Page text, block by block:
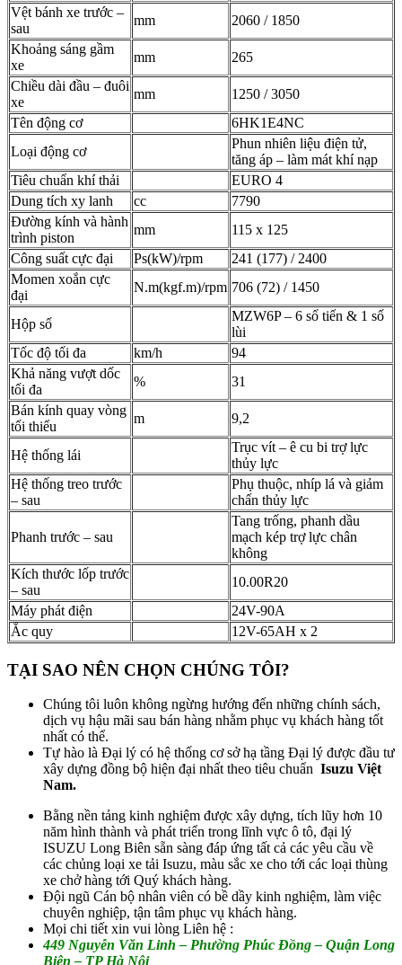
Vệt bánh xe trước –
sau
mm
2060 / 1850
Khoảng sáng gầm
xe
mm
265
Chiều dài đầu – đuôi
xe
mm
1250 / 3050
Tên động cơ
6HK1E4NC
Loại động cơ
Phun nhiên liệu điện tử,
tăng áp – làm mát khí nạp
Tiêu chuẩn khí thải
EURO 4
Dung tích xy lanh
cc
7790
Đường kính và hành
trình piston
mm
115 x 125
Công suất cực đại
Ps(kW)/rpm
241 (177) / 2400
Momen xoắn cực
đại
N.m(kgf.m)/rpm 706 (72) / 1450
Hộp số
MZW6P – 6 số tiến & 1 số
lùi
Tốc độ tối đa
km/h
94
Khả năng vượt dốc
tối đa
%
31
Bán kính quay vòng
tối thiểu
m 9,2
Hệ thống lái
Trục vít – ê cu bi trợ lực
thủy lực
Hệ thống treo trước
– sau
Phụ thuộc, nhíp lá và giảm
chấn thủy lực
Phanh trước – sau
Tang trống, phanh dầu
mạch kép trợ lực chân
không
Kích thước lốp trước
– sau
10.00R20
Máy phát điện
24V-90A
Ắc quy
12V-65AH x 2
TẠI SAO NÊN CHỌN CHÚNG TÔI?
Chúng tôi luôn không ngừng hướng đến những chính sách,
dịch vụ hậu mãi sau bán hàng nhằm phục vụ khách hàng tốt
nhất có thể.
Tự hào là Đại lý có hệ thống cơ sở hạ tầng Đại lý được đầu tư
xây dựng đồng bộ hiện đại nhất theo tiêu chuẩn Isuzu Việt
Nam.
Bằng nền tảng kinh nghiệm được xây dựng, tích lũy hơn 10
năm hình thành và phát triển trong lĩnh vực ô tô, đại lý
ISUZU Long Biên sẵn sàng đáp ứng tất cả các yêu cầu về
các chủng loại xe tải Isuzu, màu sắc xe cho tới các loại thùng
xe chở hàng tới Quý khách hàng.
Đội ngũ Cán bộ nhân viên có bề dầy kinh nghiệm, làm việc
chuyên nghiệp, tận tâm phục vụ khách hàng.
Mọi chi tiết xin vui lòng Liên hệ :
449 Nguyễn Văn Linh – Phường Phúc Đồng – Quận Long
Biên – TP Hà Nội